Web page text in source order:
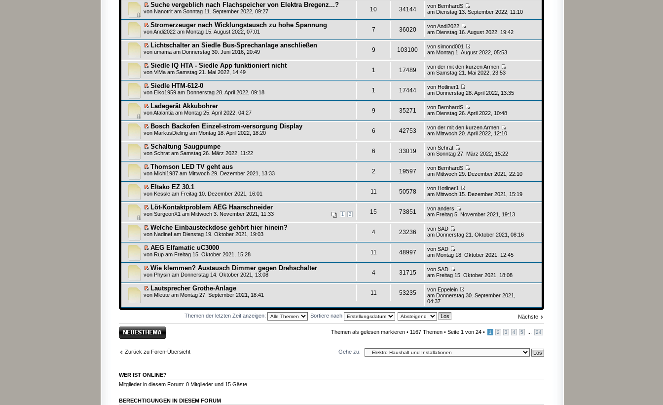
Suche vergeblich nach Flachspeicher von Elektra Bregenz...?
von Nanotrit am Sonntag 11. September 2022, 09:27 10 34144 von BernhardS
am Dienstag 13. September 2022, 11:10
Stromerzeuger nach Wicklungstausch zu hohe Spannung
vonAndi2022 am Montag 15. August 2022, 07:01 7 36020 vonAndi2022
am Dienstag 16. August 2022, 19:42
Lichtschalter an Siedle Bus-Sprechanlage anschließen
von umama am Donnerstag 30. Juni 2016, 20:49 9 103100 vonsimond001
am Montag 1. August 2022, 05:53
Siedle IQ HTA - Siedle App funktioniert nicht
von ViMa am Samstag 21. Mai 2022, 14:49 1 17489 vonder mit den kurzen Armen
am Samstag 21. Mai 2022, 23:53
Siedle HTM-612-0
von Elko1959 am Donnerstag 28. April 2022, 09:18 1 17444 von Hotliner1
am Donnerstag 28. April 2022, 13:35
Ladegerät Akkubohrer
vonAtalantia am Montag 25. April 2022, 04:27 9 35271 von BernhardS
am Dienstag 26. April 2022, 10:48
Bosch Backofen Einzel-strom-versorgung Display
von MarkusDieling am Montag 18. April 2022, 18:20 6 42753 vonder mit den kurzen Armen
am Mittwoch 20. April 2022, 12:10
Schaltung Saugpumpe
von Schrat am Samstag 26. März 2022, 11:22 6 33019 vonSchrat
am Sonntag 27. März 2022, 15:22
Thomson LED TV geht aus
von Michi1987 am Mittwoch 29. Dezember 2021, 13:33 2 19597 von BernhardS
am Mittwoch 29. Dezember 2021, 22:10
Eltako EZ 30.1
von Kessle am Freitag 10. Dezember 2021, 16:01 11 50578 von Hotliner1
am Mittwoch 15. Dezember 2021, 15:19
Löt-Kontaktproblem AEG Haarschneider
1 2
von SurgeonX1 am Mittwoch 3. November 2021, 11:33 15 73851 vonanders
am Freitag 5. November 2021, 19:13
Welche Einbausteckdose gehört hier hinein?
von Nadinef am Dienstag 19. Oktober 2021, 19:03 4 23236 vonSAD
am Donnerstag 21. Oktober 2021, 08:16
AEG Elfamatic uC3000
von Rup am Freitag 15. Oktober 2021, 15:28 11 48997 vonSAD
am Montag 18. Oktober 2021, 12:45
Wie klemmen? Austausch Dimmer gegen Drehschalter
von Physin am Donnerstag 14. Oktober 2021, 13:08 4 31715 vonSAD
am Freitag 15. Oktober 2021, 18:08
Lautsprecher Grothe-Anlage
von Mleute am Montag 27. September 2021, 18:41 11 53235 von Eppelein
am Donnerstag 30. September 2021,
04:37
Nächste
Themen der letzten Zeit anzeigen: Sortiere nach
Neues Thema
erstellen
Themen als gelesen markieren • 1167 Themen • Seite 1 von 24 • 1 2 3 4 5 24
Zurück zu Foren-Übersicht Gehe zu:
WER IST ONLINE?
Mitglieder in diesem Forum: 0 Mitglieder und 15 Gäste
BERECHTIGUNGEN IN DIESEM FORUM